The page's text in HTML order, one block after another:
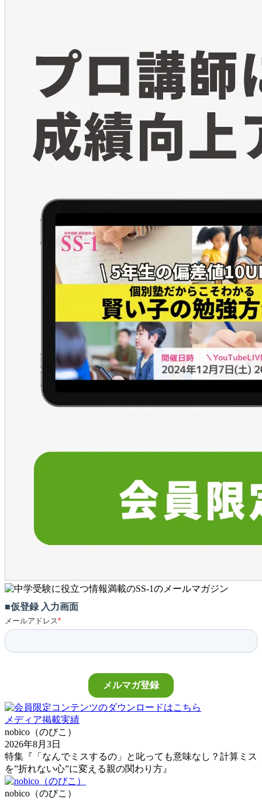
メディア掲載実績
nobico（のびこ）
2026年8月3日
特集『「なんでミスするの」と叱っても意味なし？計算ミス
を”折れない心”に変える親の関わり方』
nobico（のびこ）